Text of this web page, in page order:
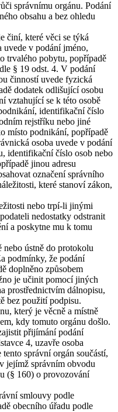
správnímu orgánu. Podání
obsahu a bez ohledu
činí, které věci se týká
uvede v podání jméno,
trvalého pobytu, popřípadě
§ 19 odst. 4. V podání
činností uvede fyzická
dodatek odlišující osobu
vztahující se k této osobě
identifikační číslo
rejstříku nebo jiné
místo podnikání, popřípadě
osoba uvede v podání
identifikační číslo osob nebo
jinou adresu
označení správního
které stanoví zákon,
nebo trpí-li jinými
nedostatky odstranit
a poskytne mu k tomu
nebo ústně do protokolu
podmínky, že podání
doplněno způsobem
je učinit pomocí jiných
prostřednictvím dálnopisu,
bez použití podpisu.
který je věcně a místně
kdy tomuto orgánu došlo.
přijímání podání
4, uzavře osoba
správní orgán součástí,
jejímž správním obvodu
(§ 160) o provozování
smlouvy podle
obecního úřadu podle